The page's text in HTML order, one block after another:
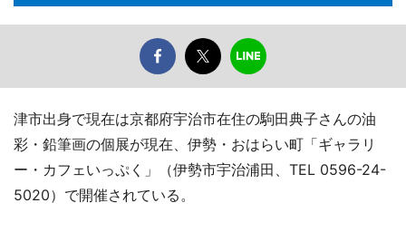
津市出身で現在は京都府宇治市在住の駒田典子さんの油
彩・鉛筆画の個展が現在、伊勢・おはらい町「ギャラリ
ー・カフェいっぷく」（伊勢市宇治浦田、TEL 0596-24-
5020）で開催されている。